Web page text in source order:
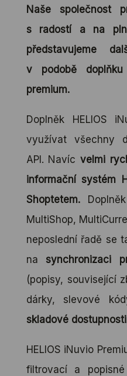
Naše společnost
s radostí a na
představujeme
v podobě
premium.
Doplněk HELIOS
využívat všechny
API. Navíc velmi
informační systém
Shoptetem.
MultiShop,
neposlední řadě se
na synchronizaci
(popisy, související
dárky, slevové
skladové dostupnosti
HELIOS iNuvio
filtrovací a